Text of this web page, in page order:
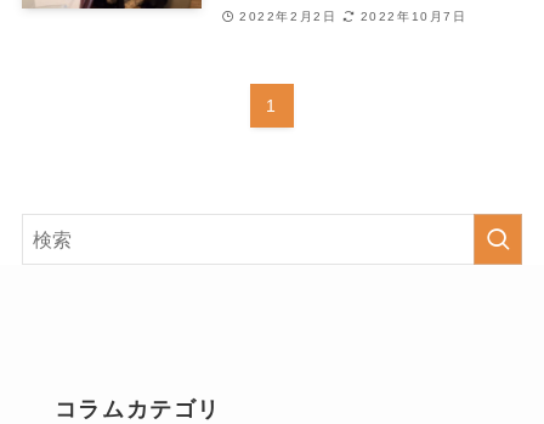
2022年2月2日 2022年10月7日
1
コラムカテゴリ